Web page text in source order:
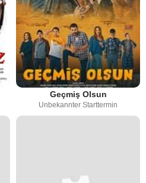
Geçmiş Olsun
Unbekannter Starttermin